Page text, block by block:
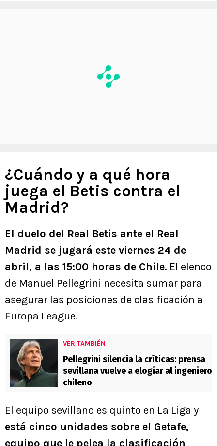
¿Cuándo y a qué hora
juega el Betis contra el
Madrid?
El duelo del Real Betis ante el Real
Madrid se jugará este viernes 24 de
abril, a las 15:00 horas de Chile. El elenco
de Manuel Pellegrini necesita sumar para
asegurar las posiciones de clasificación a
Europa League.
VER TAMBIÉN
Pellegrini silencia la críticas: prensa
sevillana vuelve a elogiar al ingeniero
chileno
El equipo sevillano es quinto en La Liga y
está cinco unidades sobre el Getafe,
equipo que le pelea la clasificación